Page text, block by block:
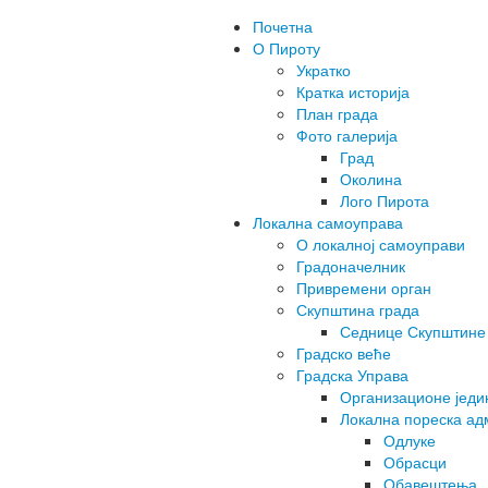
Почетна
О Пироту
Укратко
Кратка историја
План града
Фото галерија
Град
Околина
Лого Пирота
Локална самоуправа
О локалној самоуправи
Градоначелник
Привремени орган
Скупштина града
Седнице Скупштине
Градско веће
Градска Управа
Организационе
Локална пореска
Одлуке
Обрасци
Обавештења